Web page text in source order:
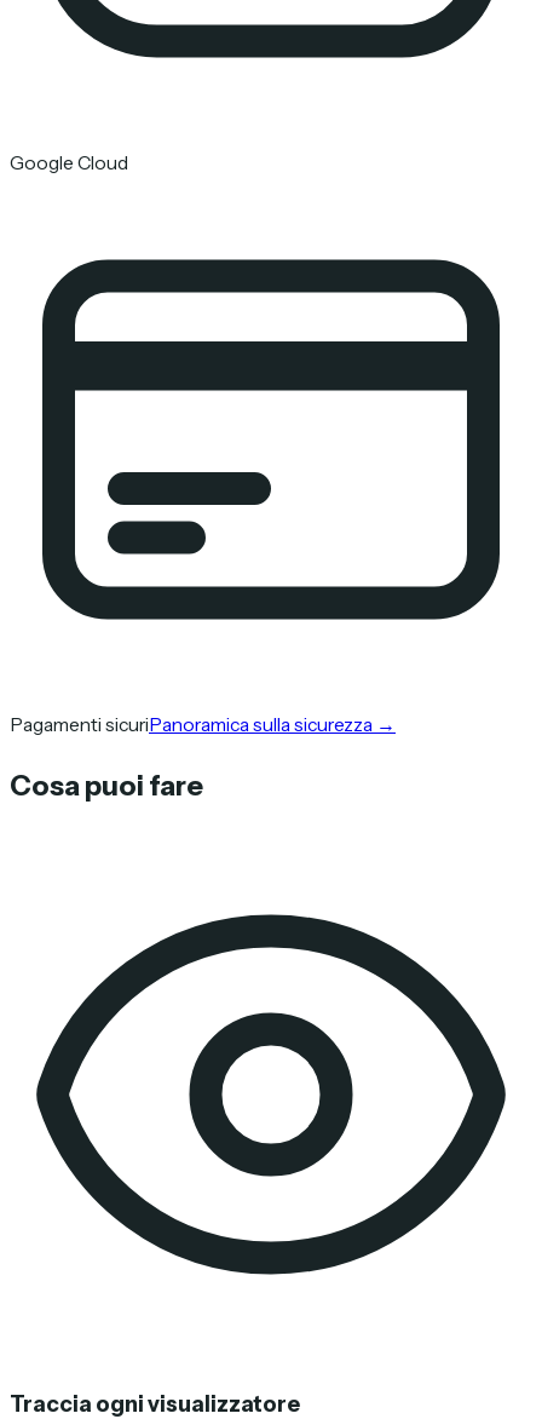
Google Cloud
Pagamenti sicuriPanoramica sulla sicurezza →
Cosa puoi fare
Traccia ogni visualizzatore